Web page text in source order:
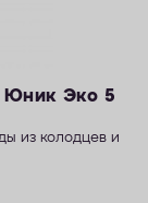
Эко 5
из колодцев и